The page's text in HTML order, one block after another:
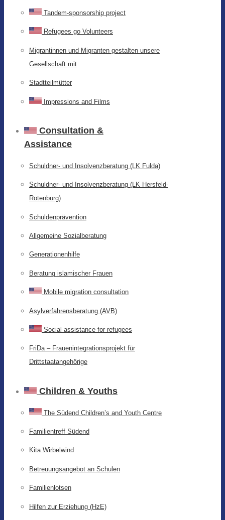
Tandem-sponsorship project
Refugees go Volunteers
Migrantinnen und Migranten gestalten unsere
Gesellschaft mit
Stadtteilmütter
Impressions and Films
Consultation &
Assistance
Schuldner- und Insolvenzberatung (LK Fulda)
Schuldner- und Insolvenzberatung (LK Hersfeld-
Rotenburg)
Schuldenprävention
Allgemeine Sozialberatung
Generationenhilfe
Beratung islamischer Frauen
Mobile migration consultation
Asylverfahrensberatung (AVB)
Social assistance for refugees
FriDa – Frauenintegrationsprojekt für
Drittstaatangehörige
Children & Youths
The Südend Children’s and Youth Centre
Familientreff Südend
Kita Wirbelwind
Betreuungsangebot an Schulen
Familienlotsen
Hilfen zur Erziehung (HzE)